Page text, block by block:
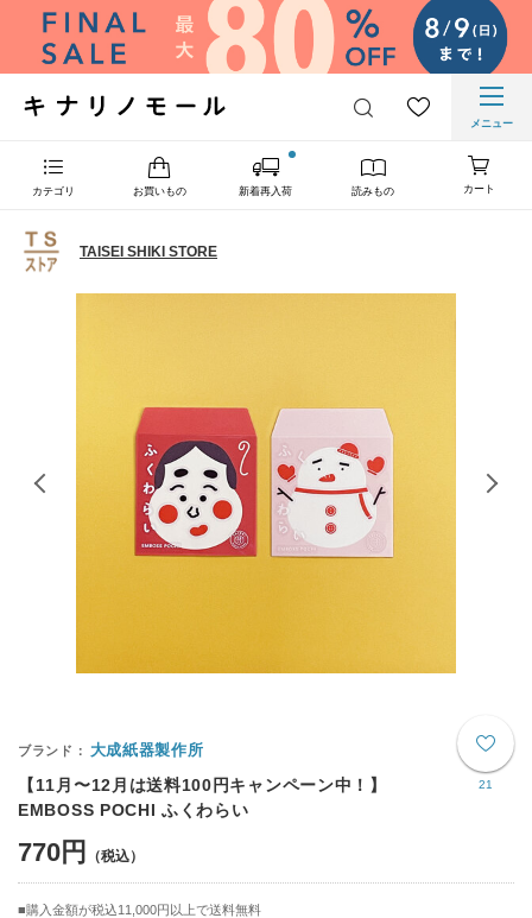
メニュー
カテゴリ お買いもの 新着再入荷 読みもの カート
TAISEI SHIKI STORE
21
大成紙器製作所
【11月〜12月は送料100円キャンペーン中！】
EMBOSS POCHI ふくわらい
770円
購入金額が税込11,000円以上で送料無料